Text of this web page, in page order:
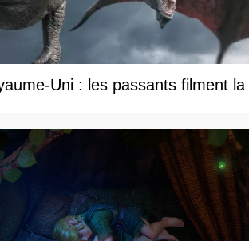
Uni : les passants filment la